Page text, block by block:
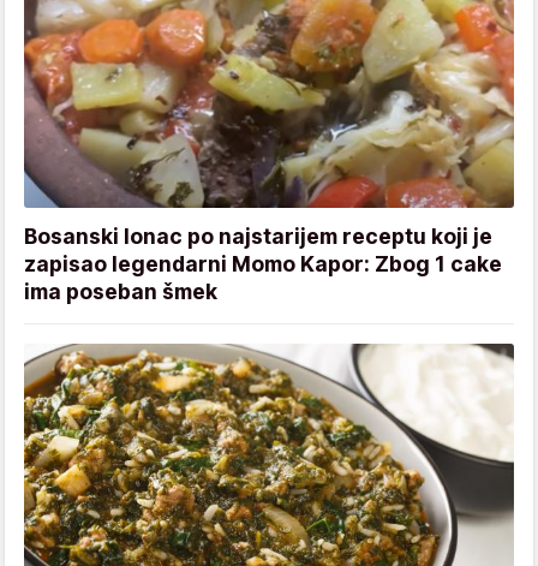
Bosanski lonac po najstarijem receptu koji je
zapisao legendarni Momo Kapor: Zbog 1 cake
ima poseban šmek